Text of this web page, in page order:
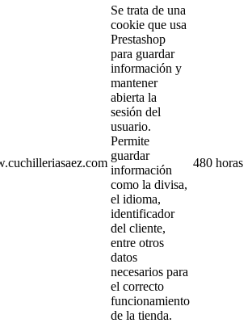
Se trata de una
cookie que usa
Prestashop
para guardar
información y
mantener
abierta la
sesión del
usuario.
Permite
guardar
información
como la divisa,
el idioma,
identificador
del cliente,
entre otros
datos
necesarios para
el correcto
funcionamiento
de la tienda.
480 horas